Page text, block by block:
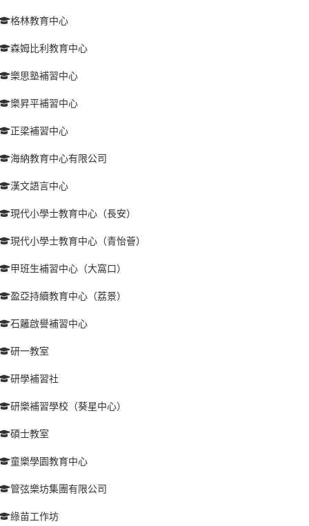
格林教育中心
森姆比利教育中心
樂思塾補習中心
樂昇平補習中心
正梁補習中心
海納教育中心有限公司
漢文語言中心
現代小學士教育中心（長安）
現代小學士教育中心（青怡薈）
甲班生補習中心（大窩口）
盈亞持續教育中心（荔景）
石籬啟譽補習中心
研一教室
研學補習社
研樂補習學校（葵星中心）
碩士教室
童樂學園教育中心
管弦樂坊集團有限公司
綠苗工作坊